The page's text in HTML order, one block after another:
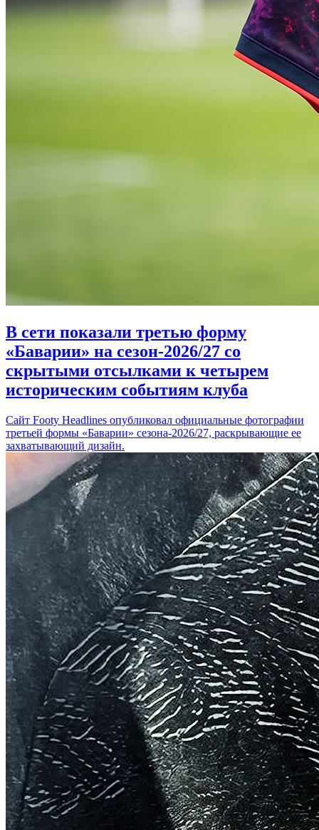
В сети показали третью форму
«Баварии» на сезон-2026/27 со
скрытыми отсылками к четырем
историческим событиям клуба
Сайт Footy Headlines опубликовал официальные фотографии
третьей формы «Баварии» сезона-2026/27, раскрывающие ее
захватывающий дизайн.